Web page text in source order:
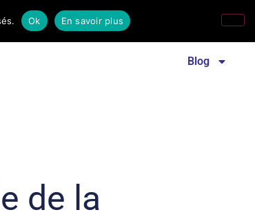
familles laïques Communiqué de presse
Blog
de la
Ok En savoir plus